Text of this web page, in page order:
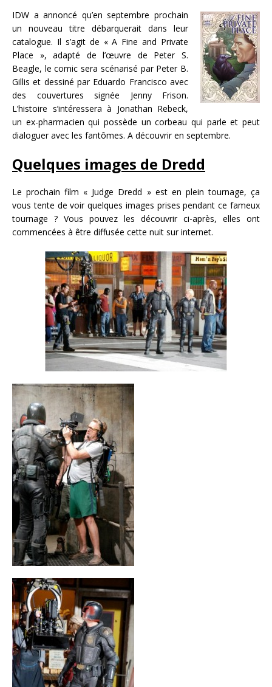
IDW a annoncé qu’en septembre prochain
un nouveau titre débarquerait dans leur
catalogue. Il s’agit de « A Fine and Private
Place », adapté de l’œuvre de Peter S.
Beagle, le comic sera scénarisé par Peter B.
Gillis et dessiné par Eduardo Francisco avec
des couvertures signée Jenny Frison.
L’histoire s’intéressera à Jonathan Rebeck,
un ex-pharmacien qui possède un corbeau qui parle et peut
dialoguer avec les fantômes. A découvrir en septembre.
Quelques images de Dredd
Le prochain film « Judge Dredd » est en plein tournage, ça
vous tente de voir quelques images prises pendant ce fameux
tournage ? Vous pouvez les découvrir ci-après, elles ont
commencées à être diffusée cette nuit sur internet.